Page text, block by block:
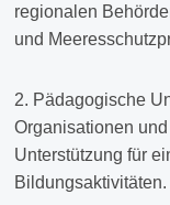
regionalen
und
2. Pädagogische
Organisationen
Unterstützung für
Bildungsaktivitäten.